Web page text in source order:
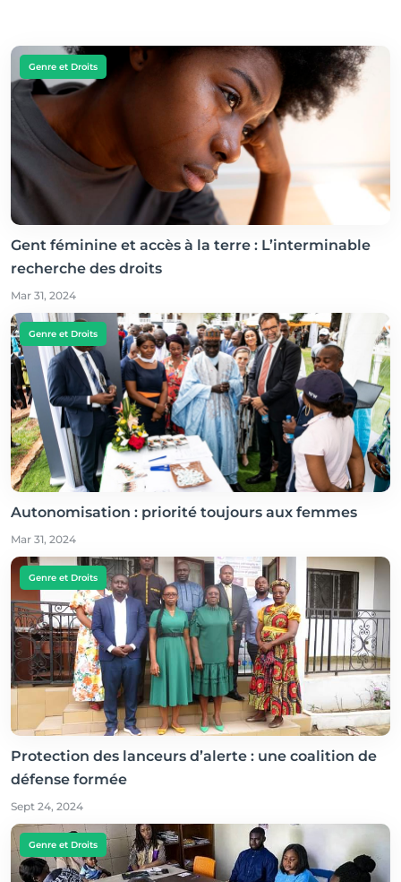
Genre et Droits
Gent féminine et accès à la terre : L’interminable
recherche des droits
Mar 31, 2024
Genre et Droits
Autonomisation : priorité toujours aux femmes
Mar 31, 2024
Genre et Droits
Protection des lanceurs d’alerte : une coalition de
défense formée
Sept 24, 2024
Genre et Droits